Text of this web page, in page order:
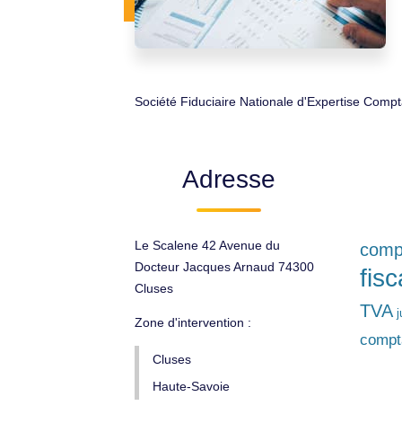
Société Fiduciaire Nationale d'Expertise
Adresse
Le Scalene 42 Avenue du
Docteur Jacques Arnaud 74300
Cluses
Zone d'intervention :
Cluses
Haute-Savoie
TVA